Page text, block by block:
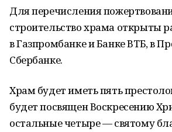
Для перечисления
строительство храма открыты
в Газпромбанке и Банке ВТБ, в
Сбербанке.
Храм будет иметь пять
будет посвящен Воскресению
остальные четыре — святому